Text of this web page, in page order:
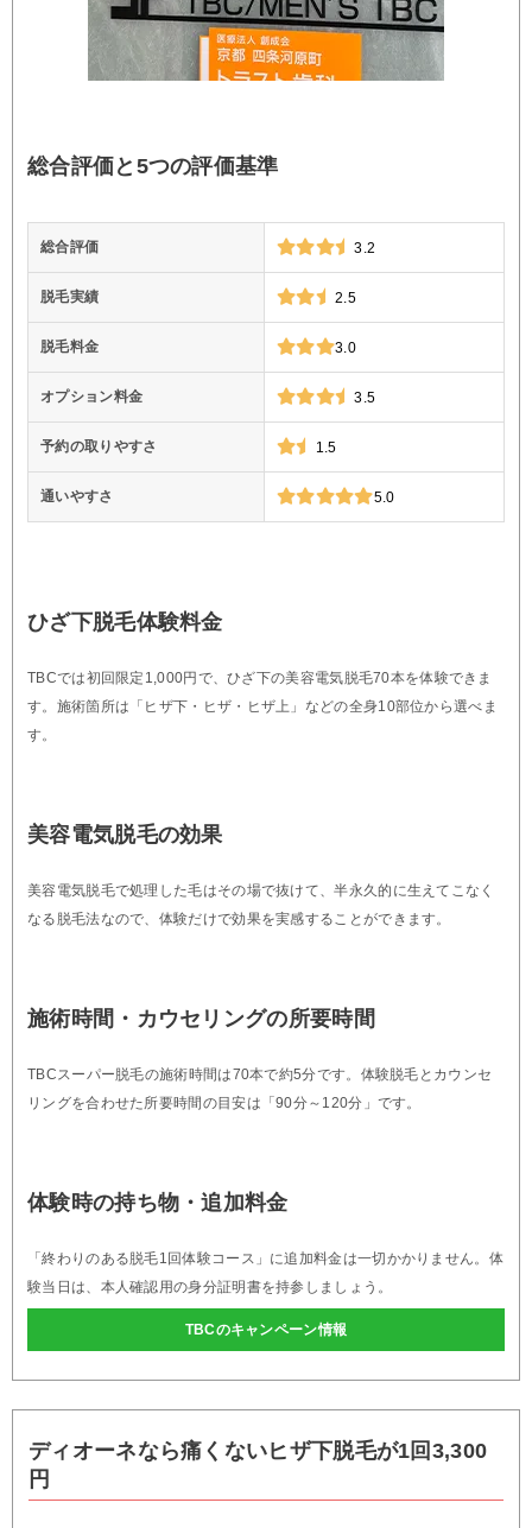
総合評価と5つの評価基準
総合評価 3.2
脱毛実績 2.5
脱毛料金 3.0
オプション料金 3.5
予約の取りやすさ 1.5
通いやすさ 5.0
ひざ下脱毛体験料金
TBCでは初回限定1,000円で、ひざ下の美容電気脱毛70本を体験できま
す。施術箇所は「ヒザ下・ヒザ・ヒザ上」などの全身10部位から選べま
す。
美容電気脱毛の効果
美容電気脱毛で処理した毛はその場で抜けて、半永久的に生えてこなく
なる脱毛法なので、体験だけで効果を実感することができます。
施術時間・カウセリングの所要時間
TBCスーパー脱毛の施術時間は70本で約5分です。体験脱毛とカウンセ
リングを合わせた所要時間の目安は「90分～120分」です。
体験時の持ち物・追加料金
「終わりのある脱毛1回体験コース」に追加料金は一切かかりません。体
験当日は、本人確認用の身分証明書を持参しましょう。
TBCのキャンペーン情報
ディオーネなら痛くないヒザ下脱毛が1回3,300
円